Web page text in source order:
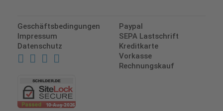
Geschäftsbedingungen
Impressum
Datenschutz
Paypal
SEPA Lastschrift
Kreditkarte
Vorkasse
Rechnungskauf